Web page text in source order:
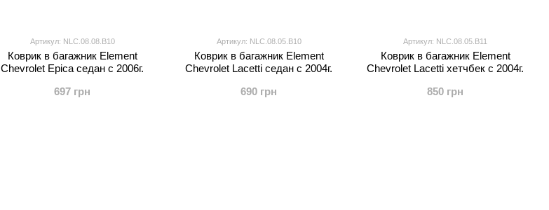
Артикул: NLC.08.08.B10
Коврик в багажник Element
Chevrolet Epica седан с 2006г.
697 грн
Артикул: NLC.08.05.B10
Коврик в багажник Element
Chevrolet Lacetti седан с 2004г.
690 грн
Артикул: NLC.08.05.B11
Коврик в багажник Element
Chevrolet Lacetti хетчбек с 2004г.
850 грн